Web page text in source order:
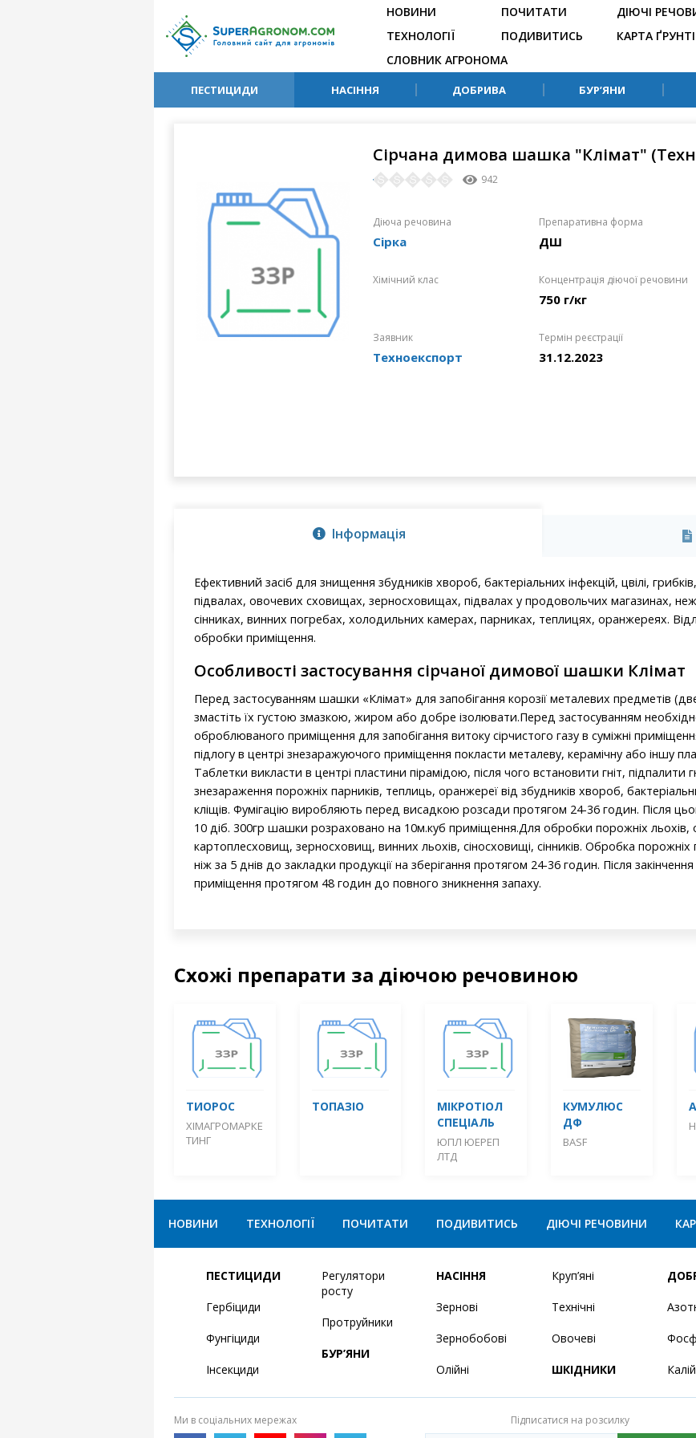
НОВИНИ
ТЕХНОЛОГІЇ
ПОЧИТАТИ
ПОДИВИТИСЬ
ДІЮЧІ
КАРТА
СЛОВНИК АГРОНОМА
ПЕСТИЦИДИ НАСІННЯ ДОБРИВА БУР’ЯНИ
Сірчана димова шашка "Клімат"
942
Діюча речовина
Сірка
Препаративна форма
ДШ
Хімічний клас Концентрація діючої речовини
750 г/кг
Заявник
Техноекспорт
Термін реєстрації
31.12.2023
Інформація
Ефективний засіб для знищення збудників хвороб, бактеріальних інфекцій, цвілі,
підвалах, овочевих сховищах, зерносховищах, підвалах у продовольчих магазинах,
сінниках, винних погребах, холодильних камерах, парниках, теплицях, оранжереях.
обробки приміщення.
Особливості застосування сірчаної димової шашки Клімат
Перед застосуванням шашки «Клімат» для запобігання корозії металевих предметів
змастіть їх густою змазкою, жиром або добре ізолювати.Перед застосуванням
оброблюваного приміщення для запобігання витоку сірчистого газу в суміжні
підлогу в центрі знезаражуючого приміщення покласти металеву, керамічну або іншу
Таблетки викласти в центрі пластини пірамідою, після чого встановити гніт, підпалити
знезараження порожніх парників, теплиць, оранжереї від збудників хвороб,
кліщів. Фумігацію виробляють перед висадкою розсади протягом 24-36 годин. Після
10 діб. 300гр шашки розраховано на 10м.куб приміщення.Для обробки порожніх
картоплесховищ, зерносховищ, винних льохів, сіносховищі, сінників. Обробка
ніж за 5 днів до закладки продукції на зберігання протягом 24-36 годин. Після
приміщення протягом 48 годин до повного зникнення запаху.
Схожі препарати за діючою речовиною
ТИОРОС
ХІМАГРОМАРКЕ
ТИНГ
ТОПАЗІО
МІКРОТІОЛ
СПЕЦІАЛЬ
ЮПЛ ЮЕРЕП
ЛТД
КУМУЛЮС
ДФ
BASF
НОВИНИ ТЕХНОЛОГІЇ ПОЧИТАТИ ПОДИВИТИСЬ ДІЮЧІ РЕЧОВИНИ
ПЕСТИЦИДИ
Гербіциди
Фунгіциди
Інсекциди
Регулятори
росту
Протруйники
БУР’ЯНИ
НАСІННЯ
Зернові
Зернобобові
Олійні
Круп’яні
Технічні
Овочеві
ШКІДНИКИ
Ми в соціальних мережах Підписатися на розсилку